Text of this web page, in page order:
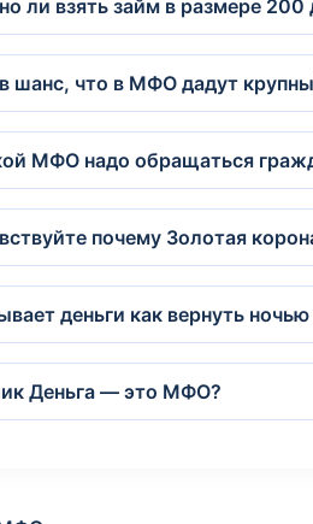
ли взять займ в размере 200
шанс, что в МФО дадут
МФО надо обращаться
почему Золотая
деньги как вернуть
Деньга — это МФО?